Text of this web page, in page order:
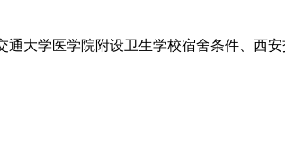
大学医学院附设卫生学校宿舍条件、西